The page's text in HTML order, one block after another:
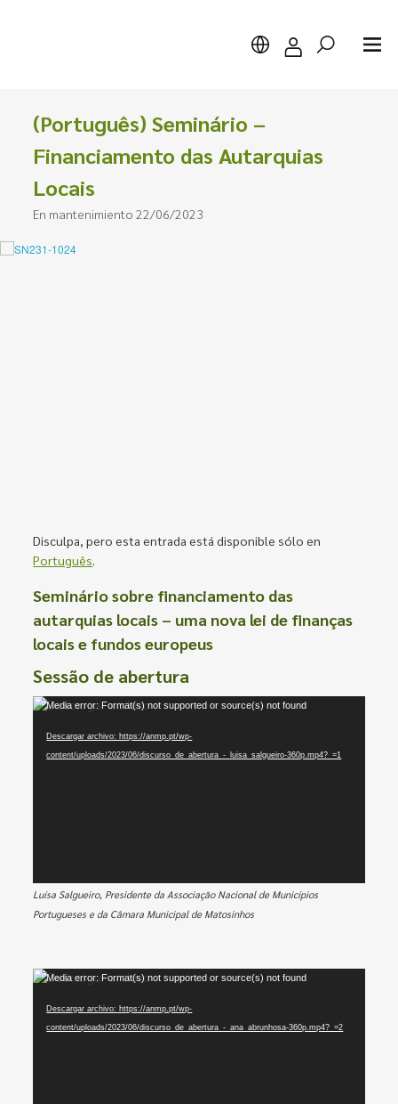
Buscar
(Português) Seminário –
Financiamento das Autarquias
Locais
En mantenimiento 22/06/2023
Disculpa, pero esta entrada está disponible sólo en
Português.
Seminário sobre financiamento das
autarquias locais – uma nova lei de finanças
locais e fundos europeus
Sessão de abertura
Reproductor
vídeo
Media error: Format(s) not supported or source(s) not found
Descargar archivo: https://anmp.pt/wp-
content/uploads/2023/06/discurso_de_abertura_-_luisa_salgueiro-360p.mp4?_=1
Luísa Salgueiro, Presidente da Associação Nacional de Municípios
Portugueses e da Câmara Municipal de Matosinhos
Reproductor
vídeo
Media error: Format(s) not supported or source(s) not found
Descargar archivo: https://anmp.pt/wp-
content/uploads/2023/06/discurso_de_abertura_-_ana_abrunhosa-360p.mp4?_=2